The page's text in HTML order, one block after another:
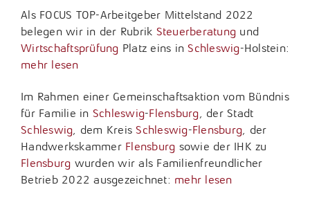
Als FOCUS TOP-Arbeitgeber Mittelstand 2022
belegen wir in der Rubrik Steuerberatung und
Wirtschaftsprüfung Platz eins inSchleswig-Holstein:
mehr lesen
Im Rahmen einer Gemeinschaftsaktion vom Bündnis
für Familie in Schleswig-Flensburg, der Stadt
Schleswig, dem KreisSchleswig-Flensburg, der
Handwerkskammer Flensburg sowie der IHK zu
Flensburg wurden wir als Familienfreundlicher
Betrieb 2022 ausgezeichnet: mehr lesen